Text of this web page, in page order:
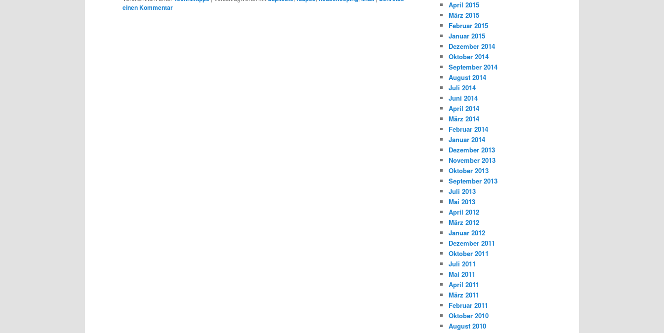
einen Kommentar
April 2015
März 2015
Februar 2015
Januar 2015
Dezember 2014
Oktober 2014
September 2014
August 2014
Juli 2014
Juni 2014
April 2014
März 2014
Februar 2014
Januar 2014
Dezember 2013
November 2013
Oktober 2013
September 2013
Juli 2013
Mai 2013
April 2012
März 2012
Januar 2012
Dezember 2011
Oktober 2011
Juli 2011
Mai 2011
April 2011
März 2011
Februar 2011
Oktober 2010
August 2010